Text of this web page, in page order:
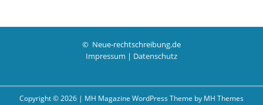
© Neue-rechtschreibung.de
Impressum | Datenschutz
Copyright © 2026 | MH Magazine WordPress Theme by MH Themes